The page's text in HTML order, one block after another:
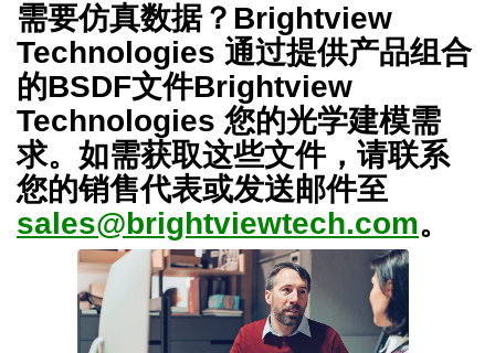
需要仿真数据？Brightview
Technologies 通过提供产品组合
的BSDF文件Brightview
Technologies 您的光学建模需
求。如需获取这些文件，请联系
您的销售代表或发送邮件至
sales@brightviewtech.com。